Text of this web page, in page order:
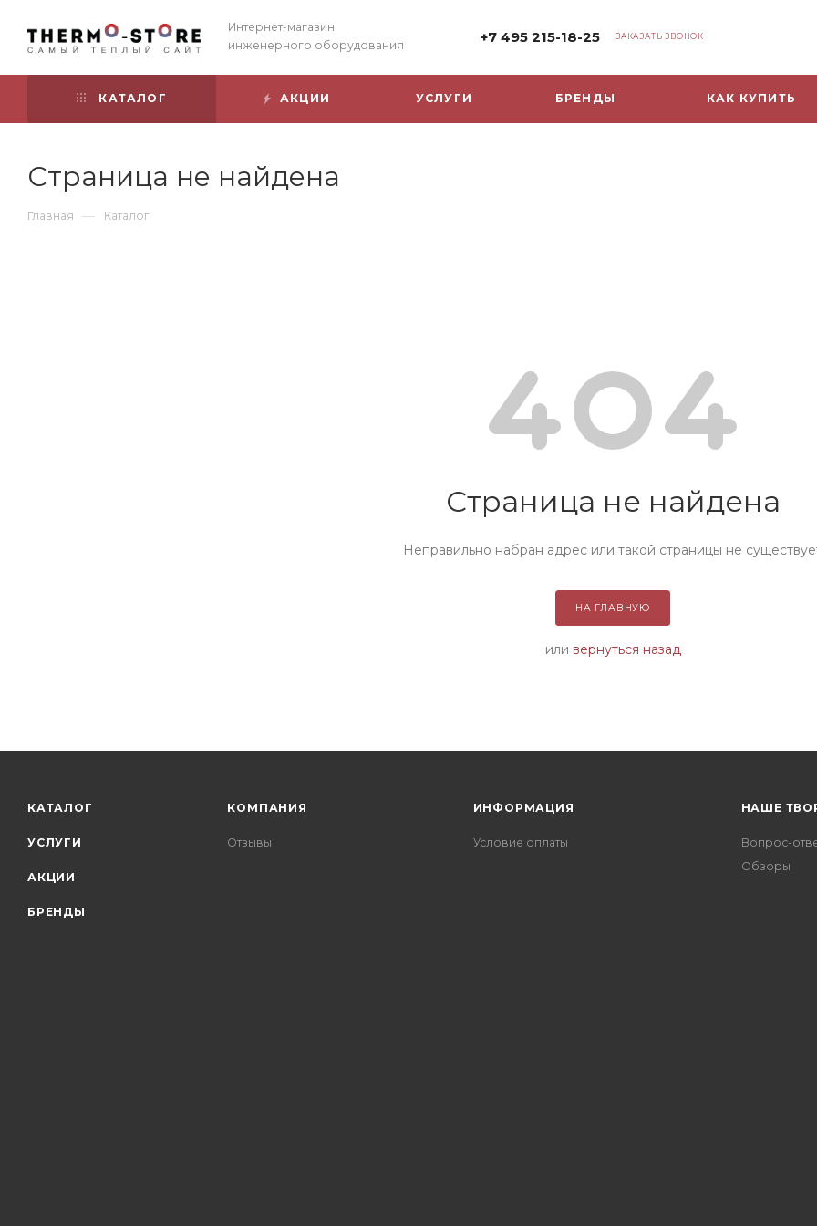
Интернет-магазин
инженерного оборудования
+7 495 215-18-25 ЗАКАЗАТЬ ЗВОНОК
КАТАЛОГ АКЦИИ УСЛУГИ БРЕНДЫ КАК КУПИТЬ
Страница не найдена
Главная — Каталог
Страница не найдена
Неправильно набран адрес или такой страницы не
НА ГЛАВНУЮ
или вернуться назад
КАТАЛОГ
УСЛУГИ
АКЦИИ
БРЕНДЫ
КОМПАНИЯ
Отзывы
ИНФОРМАЦИЯ
Условие оплаты
НАШЕ
Вопрос-
Обзоры